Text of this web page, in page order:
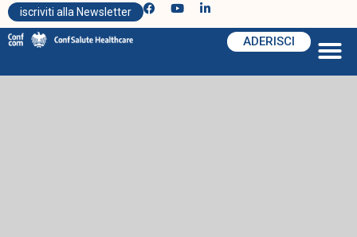
iscriviti alla Newsletter
ADERISCI